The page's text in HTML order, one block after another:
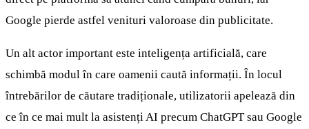
Google pierde astfel venituri valoroase din publicitate.
Un alt actor important este inteligența artificială, care
schimbă modul în care oamenii caută informații. În locul
întrebărilor de căutare tradiționale, utilizatorii apelează din
ce în ce mai mult la asistenți AI precum ChatGPT sau Google